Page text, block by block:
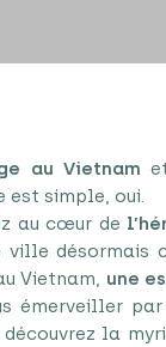
au Vietnam
est simple, oui.
au cœur de
ville désormais
Vietnam, une
émerveiller
la